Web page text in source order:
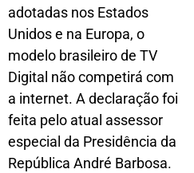
adotadas nos Estados
Unidos e na Europa, o
modelo brasileiro de TV
Digital não competirá com
a internet. A declaração foi
feita pelo atual assessor
especial da Presidência da
República André Barbosa.